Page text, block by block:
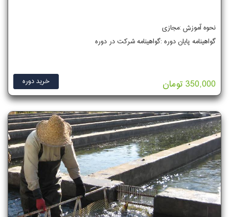
نحوه آموزش :مجازی
گواهینامه پایان دوره :گواهینامه شرکت در دوره
خرید دوره 350,000 تومان